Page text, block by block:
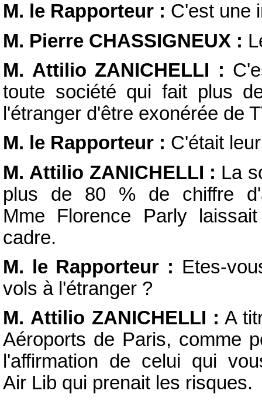
M. le Rapporteur : C'est une
M. Pierre CHASSIGNEUX :
M. Attilio ZANICHELLI :
toute société qui fait plus
l'étranger d'être exonérée de
M. le Rapporteur : C'était
M. Attilio ZANICHELLI : La
plus de 80 % de chiffre
Mme Florence Parly
cadre.
M. le Rapporteur : Etes-
vols à l'étranger ?
M. Attilio ZANICHELLI : A
Aéroports de Paris, comme
l'affirmation de celui qui
Air Lib qui prenait les risques.